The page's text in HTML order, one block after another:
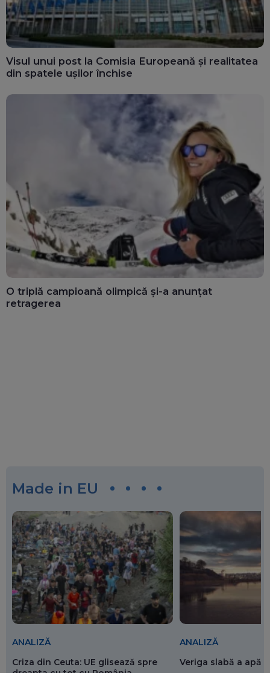
Visul unui post la Comisia Europeană și realitatea
din spatele ușilor închise
O triplă campioană olimpică și-a anunțat
retragerea
Made in EU
ANALIZĂ
Criza din Ceuta: UE glisează spre
ANALIZĂ
Veriga slabă a